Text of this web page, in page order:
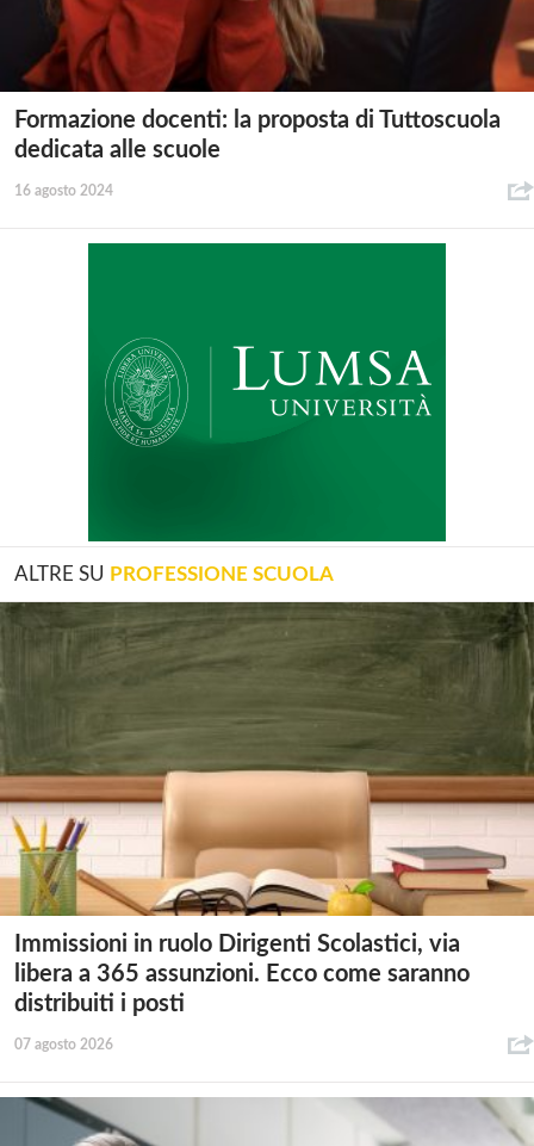
Formazione docenti: la proposta di Tuttoscuola
dedicata alle scuole
16 agosto 2024
ALTRE SU PROFESSIONE SCUOLA
Immissioni in ruolo Dirigenti Scolastici, via
libera a 365 assunzioni. Ecco come saranno
distribuiti i posti
07 agosto 2026